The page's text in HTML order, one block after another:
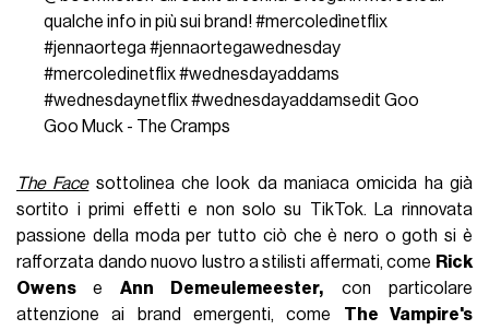
qualche info in più sui brand! #mercoledìnetflix
#jennaortega#jennaortegawednesday
#mercoledinetflix#wednesdayaddams
#wednesdaynetflix#wednesdayaddamsedit Goo
Goo Muck - The Cramps
The Facesottolinea che look da maniaca omicida ha già
sortito i primi effetti e non solo su TikTok. La rinnovata
passione della moda per tutto ciò che è nero o goth si è
rafforzata dando nuovo lustro a stilisti affermati, come Rick
Owense Ann Demeulemeester, con particolare
attenzione ai brand emergenti, come The Vampire's